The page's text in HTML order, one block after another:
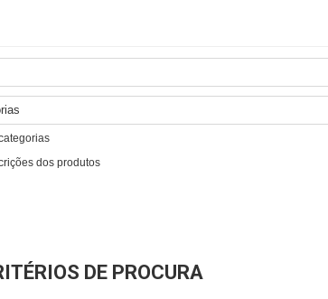
dos produtos
DE PROCURA